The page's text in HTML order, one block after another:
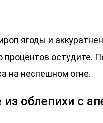
ягоды и
процентов остудите.
на неспешном огне.
из облепихи с